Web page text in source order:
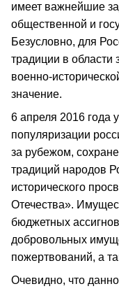
имеет важнейшие
общественной и
Безусловно, для
традиции в области
военно-
значение.
6 апреля 2016 года
популяризации
за рубежом,
традиций народов
исторического
Отечества».
бюджетных
добровольных
пожертвований, а
Очевидно, что